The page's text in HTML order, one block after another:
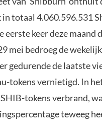
in totaal 4.060.596.531
eerste keer deze
mei bedroeg de
gedurende de laatste
tokens vernietigd. In
tokens verbrand,
teweeg